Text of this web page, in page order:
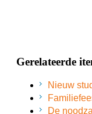
Gerelateerde
Nieuw
De